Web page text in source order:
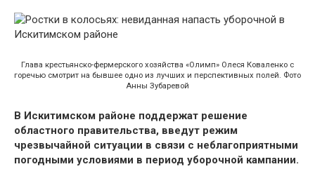
Глава крестьянско-фермерского хозяйства «Олимп» Олеся Коваленко с
горечью смотрит на бывшее одно из лучших и перспективных полей. Фото
Анны Зубаревой
В Искитимском районе поддержат решение
областного правительства, введут режим
чрезвычайной ситуации в связи с неблагоприятными
погодными условиями в период уборочной кампании.